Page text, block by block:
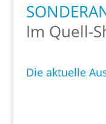
Im Quell-
Die aktuelle